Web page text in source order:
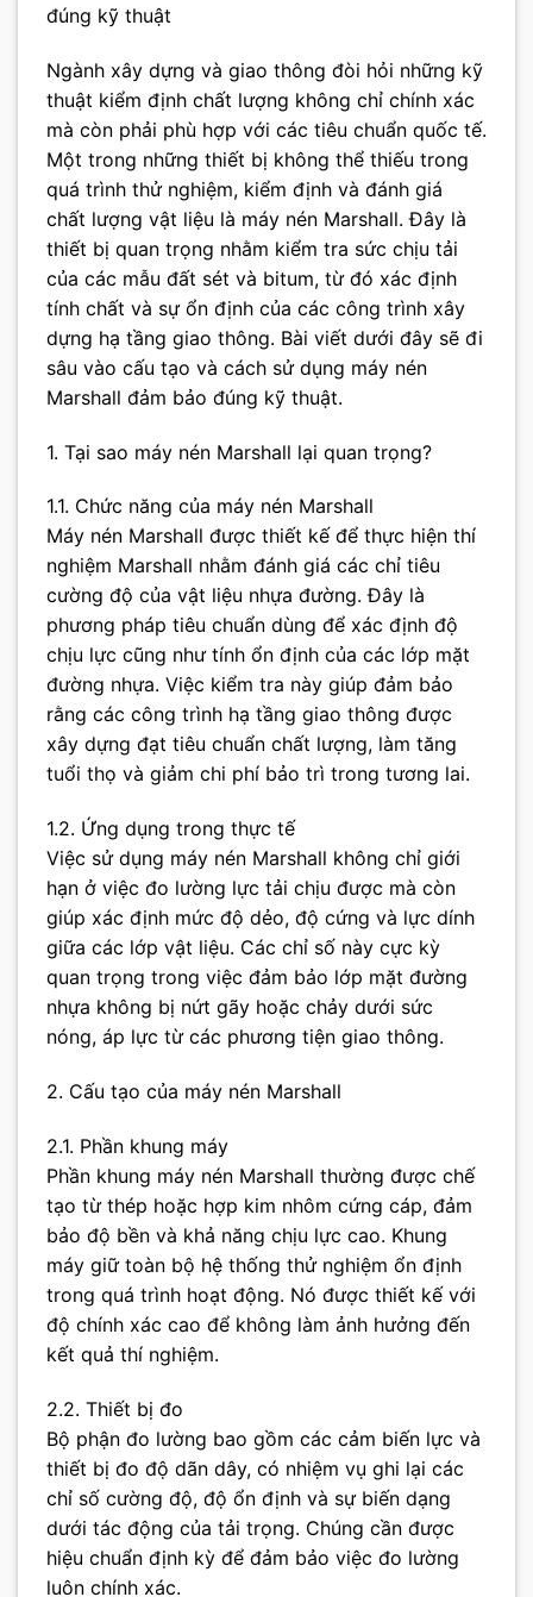
đúng kỹ thuật
Ngành xây dựng và giao thông đòi hỏi những kỹ
thuật kiểm định chất lượng không chỉ chính xác
mà còn phải phù hợp với các tiêu chuẩn quốc tế.
Một trong những thiết bị không thể thiếu trong
quá trình thử nghiệm, kiểm định và đánh giá
chất lượng vật liệu là máy nén Marshall. Đây là
thiết bị quan trọng nhằm kiểm tra sức chịu tải
của các mẫu đất sét và bitum, từ đó xác định
tính chất và sự ổn định của các công trình xây
dựng hạ tầng giao thông. Bài viết dưới đây sẽ đi
sâu vào cấu tạo và cách sử dụng máy nén
Marshall đảm bảo đúng kỹ thuật.
1. Tại sao máy nén Marshall lại quan trọng?
1.1. Chức năng của máy nén Marshall
Máy nén Marshall được thiết kế để thực hiện thí
nghiệm Marshall nhằm đánh giá các chỉ tiêu
cường độ của vật liệu nhựa đường. Đây là
phương pháp tiêu chuẩn dùng để xác định độ
chịu lực cũng như tính ổn định của các lớp mặt
đường nhựa. Việc kiểm tra này giúp đảm bảo
rằng các công trình hạ tầng giao thông được
xây dựng đạt tiêu chuẩn chất lượng, làm tăng
tuổi thọ và giảm chi phí bảo trì trong tương lai.
1.2. Ứng dụng trong thực tế
Việc sử dụng máy nén Marshall không chỉ giới
hạn ở việc đo lường lực tải chịu được mà còn
giúp xác định mức độ dẻo, độ cứng và lực dính
giữa các lớp vật liệu. Các chỉ số này cực kỳ
quan trọng trong việc đảm bảo lớp mặt đường
nhựa không bị nứt gãy hoặc chảy dưới sức
nóng, áp lực từ các phương tiện giao thông.
2. Cấu tạo của máy nén Marshall
2.1. Phần khung máy
Phần khung máy nén Marshall thường được chế
tạo từ thép hoặc hợp kim nhôm cứng cáp, đảm
bảo độ bền và khả năng chịu lực cao. Khung
máy giữ toàn bộ hệ thống thử nghiệm ổn định
trong quá trình hoạt động. Nó được thiết kế với
độ chính xác cao để không làm ảnh hưởng đến
kết quả thí nghiệm.
2.2. Thiết bị đo
Bộ phận đo lường bao gồm các cảm biến lực và
thiết bị đo độ dãn dây, có nhiệm vụ ghi lại các
chỉ số cường độ, độ ổn định và sự biến dạng
dưới tác động của tải trọng. Chúng cần được
hiệu chuẩn định kỳ để đảm bảo việc đo lường
luôn chính xác.